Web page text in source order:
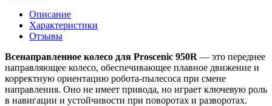
Описание
Характеристики
Отзывы
Всенаправленное колесо для Proscenic 950R — это переднее
направляющее колесо, обеспечивающее плавное движение и
корректную ориентацию робота-пылесоса при смене
направления. Оно не имеет привода, но играет ключевую роль
в навигации и устойчивости при поворотах и разворотах.